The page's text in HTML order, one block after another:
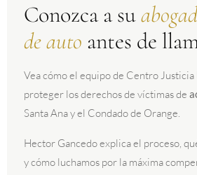
Conozca a su
de auto antes de
Vea cómo el equipo de Centro
proteger los derechos de víctimas de
Santa Ana y el Condado de Orange.
Hector Gancedo explica el proceso,
y cómo luchamos por la máxima